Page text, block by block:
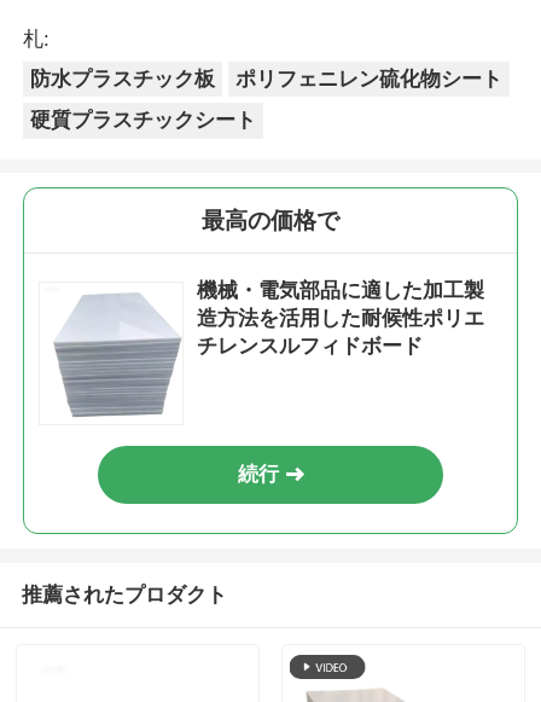
札:
防水プラスチック板
ポリフェニレン硫化物シート
硬質プラスチックシート
最高の価格で
機械・電気部品に適した加工製
造方法を活用した耐候性ポリエ
チレンスルフィドボード
続行
推薦されたプロダクト